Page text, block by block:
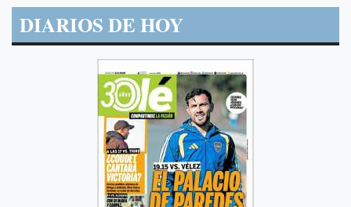
DIARIOS DE HOY